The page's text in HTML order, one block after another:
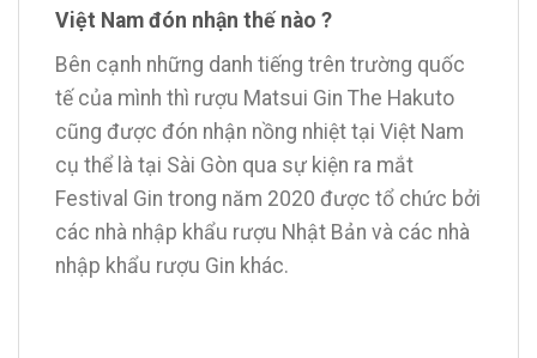
Việt Nam đón nhận thế nào ?
Bên cạnh những danh tiếng trên trường quốc
tế của mình thì rượu Matsui Gin The Hakuto
cũng được đón nhận nồng nhiệt tại Việt Nam
cụ thể là tại Sài Gòn qua sự kiện ra mắt
Festival Gin trong năm 2020 được tổ chức bởi
các nhà nhập khẩu rượu Nhật Bản và các nhà
nhập khẩu rượu Gin khác.